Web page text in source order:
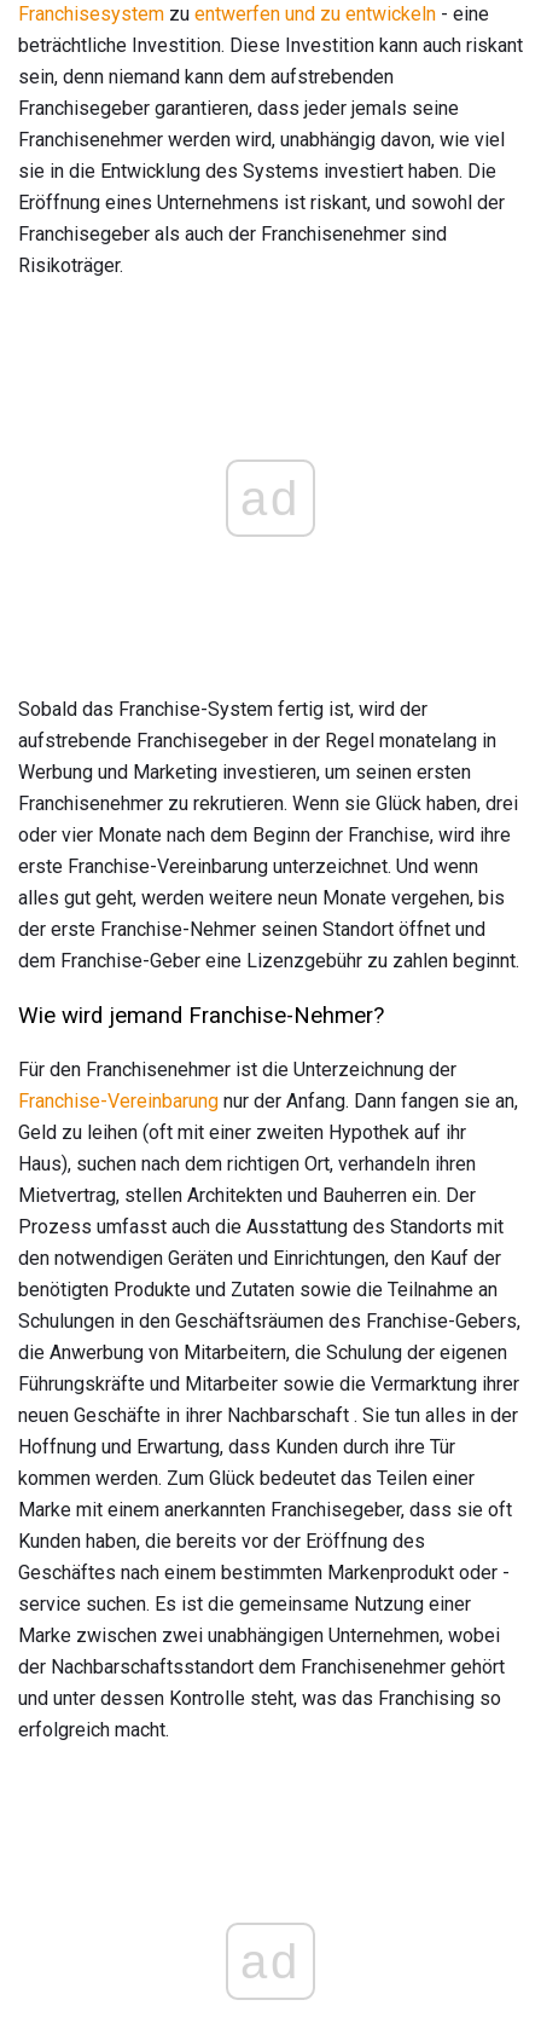
Franchisesystem zu entwerfen und zu entwickeln - eine
beträchtliche Investition. Diese Investition kann auch riskant
sein, denn niemand kann dem aufstrebenden
Franchisegeber garantieren, dass jeder jemals seine
Franchisenehmer werden wird, unabhängig davon, wie viel
sie in die Entwicklung des Systems investiert haben. Die
Eröffnung eines Unternehmens ist riskant, und sowohl der
Franchisegeber als auch der Franchisenehmer sind
Risikoträger.
ad
Sobald das Franchise-System fertig ist, wird der
aufstrebende Franchisegeber in der Regel monatelang in
Werbung und Marketing investieren, um seinen ersten
Franchisenehmer zu rekrutieren. Wenn sie Glück haben, drei
oder vier Monate nach dem Beginn der Franchise, wird ihre
erste Franchise-Vereinbarung unterzeichnet. Und wenn
alles gut geht, werden weitere neun Monate vergehen, bis
der erste Franchise-Nehmer seinen Standort öffnet und
dem Franchise-Geber eine Lizenzgebühr zu zahlen beginnt.
Wie wird jemand Franchise-Nehmer?
Für den Franchisenehmer ist die Unterzeichnung der
Franchise-Vereinbarung nur der Anfang. Dann fangen sie an,
Geld zu leihen (oft mit einer zweiten Hypothek auf ihr
Haus), suchen nach dem richtigen Ort, verhandeln ihren
Mietvertrag, stellen Architekten und Bauherren ein. Der
Prozess umfasst auch die Ausstattung des Standorts mit
den notwendigen Geräten und Einrichtungen, den Kauf der
benötigten Produkte und Zutaten sowie die Teilnahme an
Schulungen in den Geschäftsräumen des Franchise-Gebers,
die Anwerbung von Mitarbeitern, die Schulung der eigenen
Führungskräfte und Mitarbeiter sowie die Vermarktung ihrer
neuen Geschäfte in ihrer Nachbarschaft . Sie tun alles in der
Hoffnung und Erwartung, dass Kunden durch ihre Tür
kommen werden. Zum Glück bedeutet das Teilen einer
Marke mit einem anerkannten Franchisegeber, dass sie oft
Kunden haben, die bereits vor der Eröffnung des
Geschäftes nach einem bestimmten Markenprodukt oder -
service suchen. Es ist die gemeinsame Nutzung einer
Marke zwischen zwei unabhängigen Unternehmen, wobei
der Nachbarschaftsstandort dem Franchisenehmer gehört
und unter dessen Kontrolle steht, was das Franchising so
erfolgreich macht.
ad